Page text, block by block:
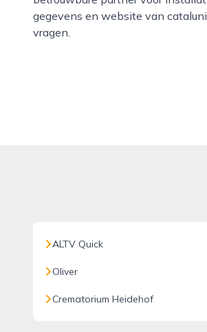
gegevens en website van
vragen.
ALTV Quick
Oliver
Crematorium Heidehof